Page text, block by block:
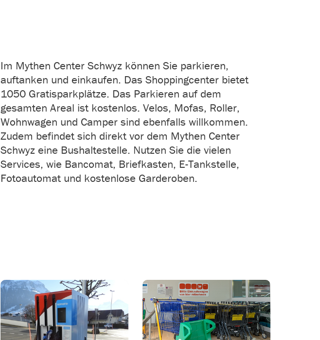
Im Mythen Center Schwyz können Sie parkieren,
auftanken und einkaufen. Das Shoppingcenter bietet
1050 Gratisparkplätze. Das Parkieren auf dem
gesamten Areal ist kostenlos. Velos, Mofas, Roller,
Wohnwagen und Camper sind ebenfalls willkommen.
Zudem befindet sich direkt vor dem Mythen Center
Schwyz eine Bushaltestelle. Nutzen Sie die vielen
Services, wie Bancomat, Briefkasten, E-Tankstelle,
Fotoautomat und kostenlose Garderoben.